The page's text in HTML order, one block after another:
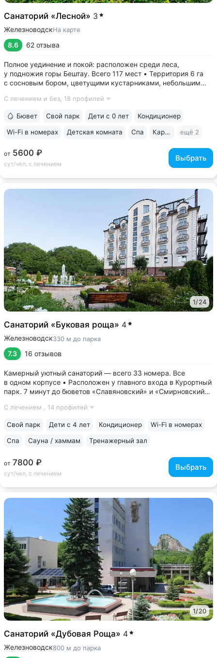
Санаторий «Лесной» 3
ЖелезноводскНа карте
8.6 62 отзыва
Полное уединение и покой: расположен среди леса,
у подножия горы Бештау. Всего 117 мест • Территория 6 га
с сосновым бором, цветущими кустарниками, небольшим
Собственная сеть терренкуров, проложенных по лесу
С лечением и без, 18 профилей
от 5600 ₽
сут/чел, с лечением
Выбрать
Бювет Свой парк Дети с 0 лет Кондиционер
Wi-Fi в номерах Детская комната Спа Караоке ещё 2
1/24
Санаторий «Буковая роща» 4
Железноводск330 м до парка
7.3 16 отзывов
Камерный уютный санаторий — всего 33 номера. Все
в одном корпусе • Расположен у главного входа в Курортный
парк. 7 минут до бюветов «Славяновский» и «Смирновский»,
балконы во всех номерах с панорамным видом на горы,
С лечением , 14 профилей
от 7800 ₽
сут/чел, с лечением
Выбрать
Свой парк Дети с 4 лет Кондиционер Wi-Fi в номерах
Спа Сауна / хаммам Тренажерный зал
1/20
Санаторий «Дубовая Роща» 4
Железноводск800 м до парка